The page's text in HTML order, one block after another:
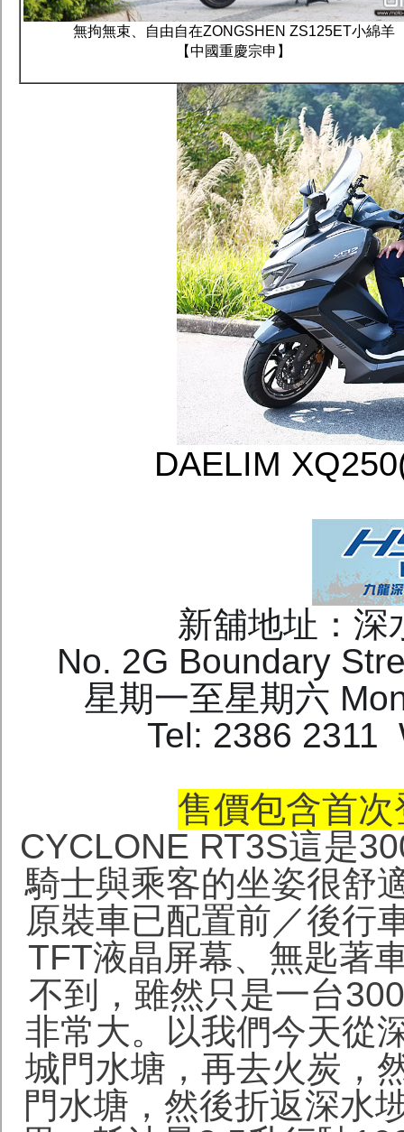
無拘無束、自由自在ZONGSHEN ZS125ET小綿羊
【中國重慶宗申】
DAELIM
新舖地址：深
No. 2G Boundary
星期一至星期六
Tel: 2386 2311
售價包含首
CYCLONE RT3S這是
騎士與乘客的坐姿很舒
原裝車已配置前／後行
TFT液晶屏幕、無匙著
不到，雖然只是一台
非常大。以我們今天從
城門水塘，再去火炭，
門水塘，然後折返深水